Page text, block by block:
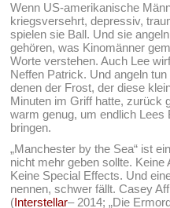
Wenn US-amerikanische
kriegsversehrt, depressiv,
spielen sie Ball. Und sie
gehören, was Kinomänner
Worte verstehen. Auch Lee
Neffen Patrick. Und angeln
denen der Frost, der diese
Minuten im Griff hatte, zurück
warm genug, um endlich Lees
bringen.
„Manchester by the Sea“ ist
nicht mehr geben sollte.
Keine Special Effects. Und
nennen, schwer fällt. Casey
(Interstellar– 2014; „Die